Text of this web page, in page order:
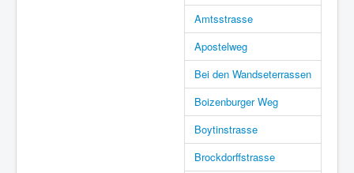
Amtsstrasse
Apostelweg
Bei den Wandseterrassen
Boizenburger Weg
Boytinstrasse
Brockdorffstrasse